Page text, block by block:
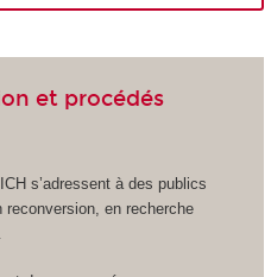
et procédés
s’adressent à des publics
en recherche